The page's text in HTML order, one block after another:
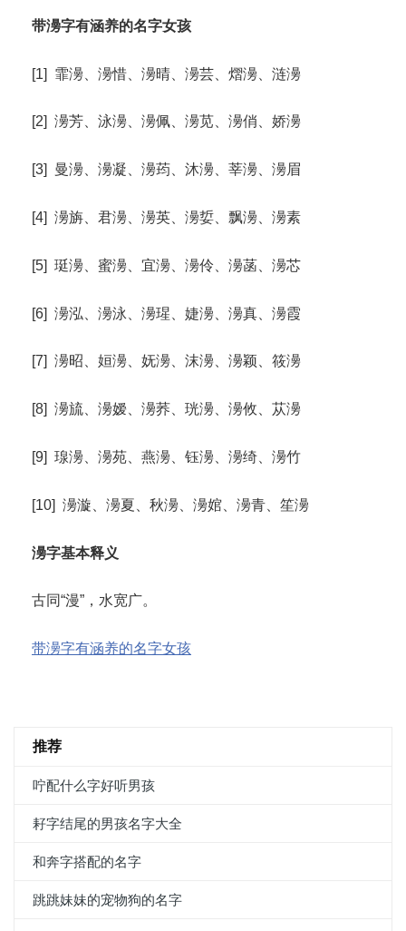
带澷字有涵养的名字女孩
[1] 霏澷、澷惜、澷晴、澷芸、熠澷、涟澷
[2] 澷芳、泳澷、澷佩、澷苋、澷俏、娇澷
[3] 曼澷、澷凝、澷荺、沐澷、莘澷、澷眉
[4] 澷旃、君澷、澷英、澷娎、飘澷、澷素
[5] 珽澷、蜜澷、宜澷、澷伶、澷菡、澷芯
[6] 澷泓、澷泳、澷瑆、婕澷、澷真、澷霞
[7] 澷昭、姮澷、妩澷、沫澷、澷颖、筱澷
[8] 澷旈、澷嫒、澷荞、珖澷、澷攸、苁澷
[9] 瑔澷、澷苑、燕澷、钰澷、澷绮、澷竹
[10] 澷漩、澷夏、秋澷、澷婠、澷青、笙澷
澷字基本释义
古同“漫”，水宽广。
带澷字有涵养的名字女孩
推荐
咛配什么字好听男孩
耔字结尾的男孩名字大全
和奔字搭配的名字
跳跳妹妹的宠物狗的名字